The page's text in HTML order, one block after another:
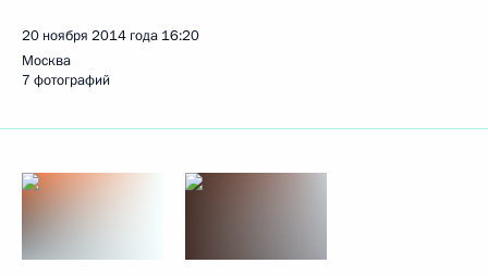
20 ноября 2014 года 16:20
Москва
7 фотографий